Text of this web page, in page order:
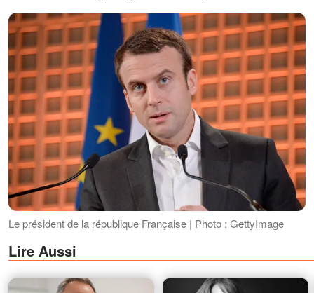
Le président de la république Française | Photo : GettyImage
Lire Aussi